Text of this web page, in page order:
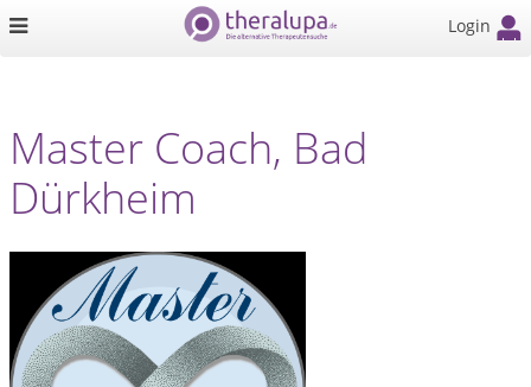
Login
Master Coach, Bad
Dürkheim